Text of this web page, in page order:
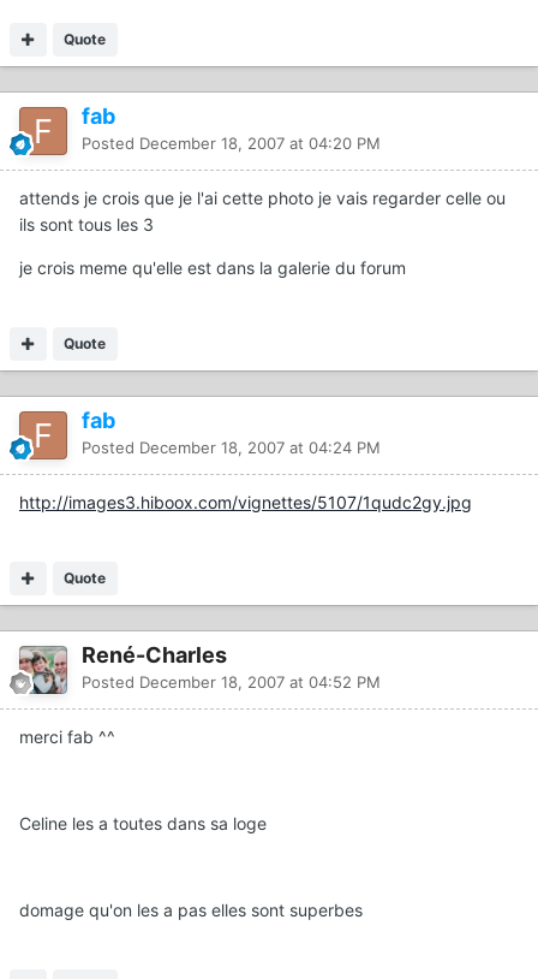
Quote
fab
Posted December 18, 2007 at 04:20 PM
attends je crois que je l'ai cette photo je vais regarder celle ou
ils sont tous les 3
je crois meme qu'elle est dans la galerie du forum
Quote
fab
Posted December 18, 2007 at 04:24 PM
http://images3.hiboox.com/vignettes/5107/1qudc2gy.jpg
Quote
René-Charles
Posted December 18, 2007 at 04:52 PM
merci fab ^^
Celine les a toutes dans sa loge
domage qu'on les a pas elles sont superbes